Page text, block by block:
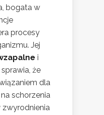
bogata w
procesy
Jej
i
sprawia, że
dla
schorzenia